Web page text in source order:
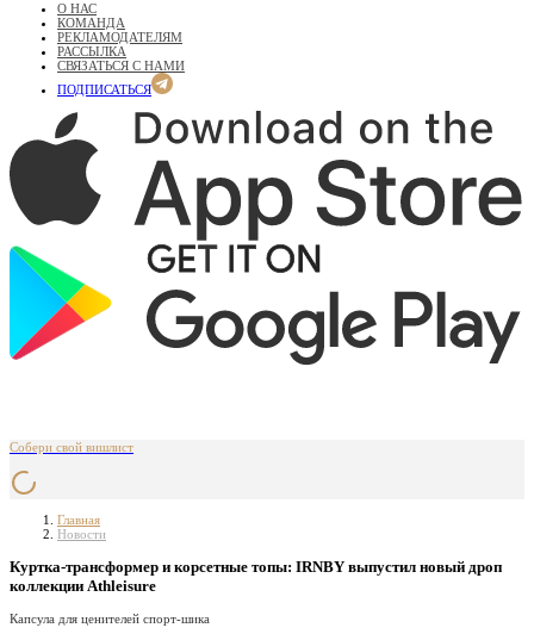
О НАС
КОМАНДА
РЕКЛАМОДАТЕЛЯМ
РАССЫЛКА
СВЯЗАТЬСЯ С НАМИ
ПОДПИСАТЬСЯ
Собери свой вишлист
Главная
Новости
Куртка-трансформер и корсетные топы: IRNBY выпустил новый дроп
коллекции Athleisure
Капсула для ценителей спорт-шика